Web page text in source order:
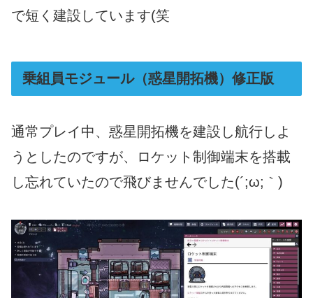
で短く建設しています(笑
乗組員モジュール（惑星開拓機）修正版
通常プレイ中、惑星開拓機を建設し航行しよ
うとしたのですが、ロケット制御端末を搭載
し忘れていたので飛びませんでした(´;ω;｀)